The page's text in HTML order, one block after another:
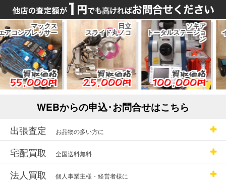
マックス
レッサー
取価格
円
スライド丸ノコ
買取価格
25,000円
ソキア
トータルステーショ
ン
買取価格
100,000円
インパク
WEBからの申込･お問合せはこちら
出張査定 お品物の多い方に
宅配買取 全国送料無料
法人買取 個人事業主様・経営者様に